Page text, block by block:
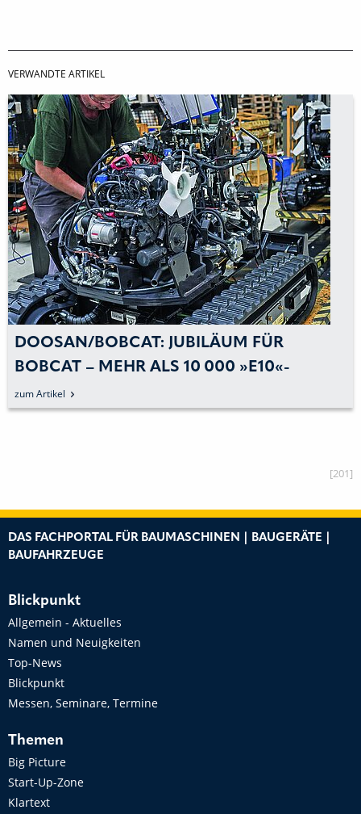
VERWANDTE ARTIKEL
DOOSAN/BOBCAT: JUBILÄUM FÜR
BOBCAT – MEHR ALS 10 000 »E10«-
MINIBAGGER IN ZEHN JAHREN
zum Artikel
[201]
DAS FACHPORTAL FÜR BAUMASCHINEN | BAUGERÄTE |
BAUFAHRZEUGE
Blickpunkt
Allgemein - Aktuelles
Namen und Neuigkeiten
Top-News
Blickpunkt
Messen, Seminare, Termine
Themen
Big Picture
Start-Up-Zone
Klartext